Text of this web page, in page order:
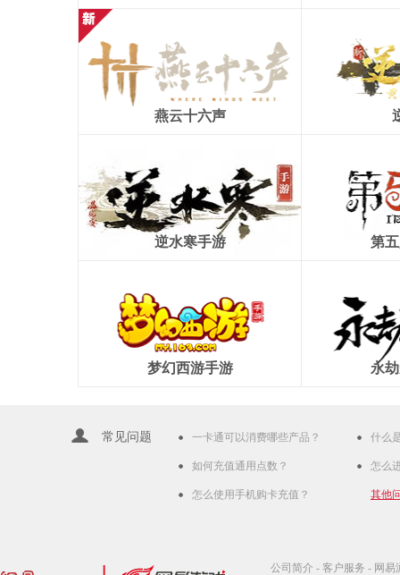
燕云十六声
逆水寒手游 第
梦幻西游手游 永
常见问题 一卡通可以消费哪些产品？ 什么
如何充值通用点数？ 怎么
怎么使用手机购卡充值？ 其他
公司简介 - 客户服务 - 网易